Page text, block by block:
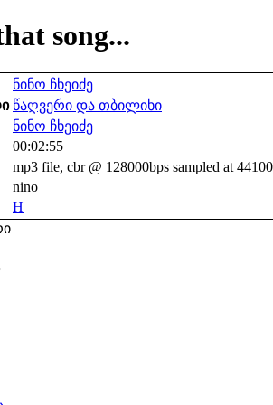
song...
ნინო ჩხეიძე
წაღვერი და თბილიხი
ნინო ჩხეიძე
00:02:55
mp3 file, cbr @ 128000bps sampled at
nino
H